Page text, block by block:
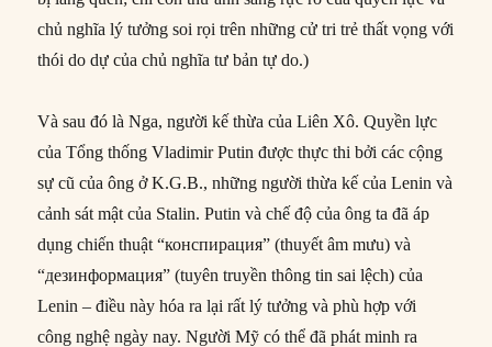
chủ nghĩa lý tưởng soi rọi trên những cử tri trẻ thất vọng với
thói do dự của chủ nghĩa tư bản tự do.)
Và sau đó là Nga, người kế thừa của Liên Xô. Quyền lực
của Tổng thống Vladimir Putin được thực thi bởi các cộng
sự cũ của ông ở K.G.B., những người thừa kế của Lenin và
cảnh sát mật của Stalin. Putin và chế độ của ông ta đã áp
dụng chiến thuật “конспирация” (thuyết âm mưu) và
“дезинформация” (tuyên truyền thông tin sai lệch) của
Lenin – điều này hóa ra lại rất lý tưởng và phù hợp với
công nghệ ngày nay. Người Mỹ có thể đã phát minh ra